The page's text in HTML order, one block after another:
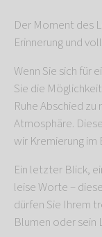
Der Moment des
Erinnerung und
Wenn Sie sich für
Sie die
Ruhe Abschied
Atmosphäre.
wir Kremierung im
Ein letzter Blick,
leise Worte –
dürfen Sie Ihrem
Blumen oder sein